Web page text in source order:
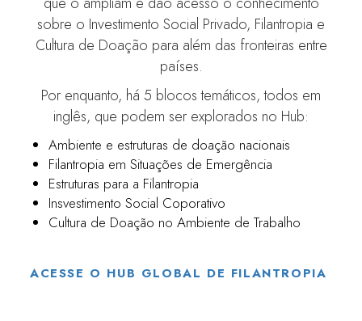
sobre o Investimento Social Privado, Filantropia e
Cultura de Doação para além das fronteiras entre
países.
Por enquanto, há 5 blocos temáticos, todos em
inglês, que podem ser explorados no Hub:
Ambiente e estruturas de doação nacionais
Filantropia em Situações de Emergência
Estruturas para a Filantropia
Insvestimento Social Coporativo
Cultura de Doação no Ambiente de Trabalho
ACESSE O HUB GLOBAL DE FILANTROPIA